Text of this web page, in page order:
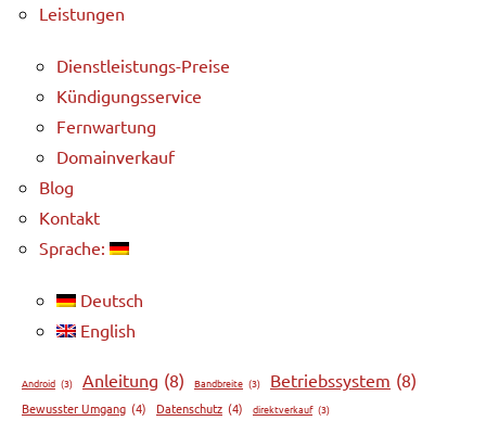
Leistungen
Dienstleistungs-Preise
Kündigungsservice
Fernwartung
Domainverkauf
Blog
Kontakt
Sprache:
Deutsch
English
Android (3) Anleitung (8) Bandbreite (3) Betriebssystem (8)
Bewusster Umgang (4) Datenschutz (4) direktverkauf (3)